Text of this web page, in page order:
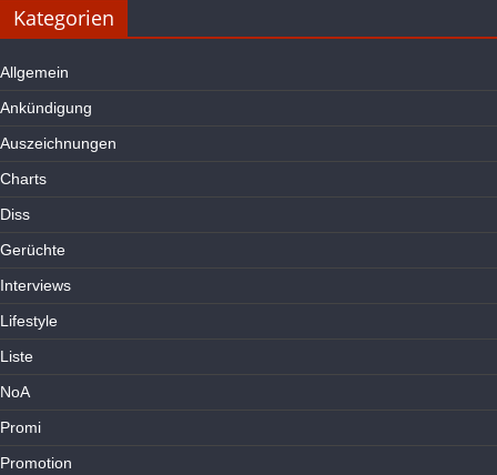
Kategorien
Allgemein
Ankündigung
Auszeichnungen
Charts
Diss
Gerüchte
Interviews
Lifestyle
Liste
NoA
Promi
Promotion